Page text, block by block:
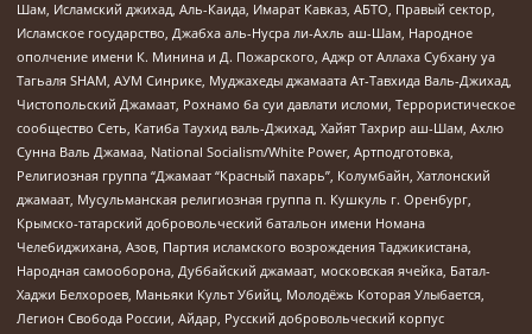
Шам, Исламский джихад, Аль-Каида, Имарат Кавказ, АБТО, Правый сектор,
Исламское государство, Джабха аль-Нусра ли-Ахль аш-Шам, Народное
ополчение имени К. Минина и Д. Пожарского, Аджр от Аллаха Субхану уа
Тагьаля SHAM, АУМ Синрике, Муджахеды джамаата Ат-Тавхида Валь-Джихад,
Чистопольский Джамаат, Рохнамо ба суи давлати исломи, Террористическое
сообщество Сеть, Катиба Таухид валь-Джихад, Хайят Тахрир аш-Шам, Ахлю
Сунна Валь Джамаа, National Socialism/White Power, Артподготовка,
Религиозная группа “Джамаат “Красный пахарь”, Колумбайн, Хатлонский
джамаат, Мусульманская религиозная группа п. Кушкуль г. Оренбург,
Крымско-татарский добровольческий батальон имени Номана
Челебиджихана, Азов, Партия исламского возрождения Таджикистана,
Народная самооборона, Дуббайский джамаат, московская ячейка, Батал-
Хаджи Белхороев, Маньяки Культ Убийц, Молодёжь Которая Улыбается,
Легион Свобода России, Айдар, Русский добровольческий корпус